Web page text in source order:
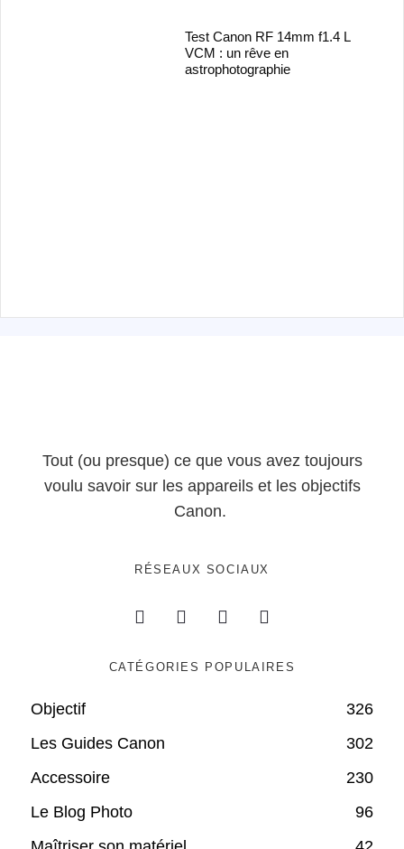
Test Canon RF 14mm f1.4 L
VCM : un rêve en
astrophotographie
Tout (ou presque) ce que vous avez toujours
voulu savoir sur les appareils et les objectifs
Canon.
RÉSEAUX SOCIAUX
CATÉGORIES POPULAIRES
Objectif
326
Les Guides Canon
302
Accessoire
230
Le Blog Photo
96